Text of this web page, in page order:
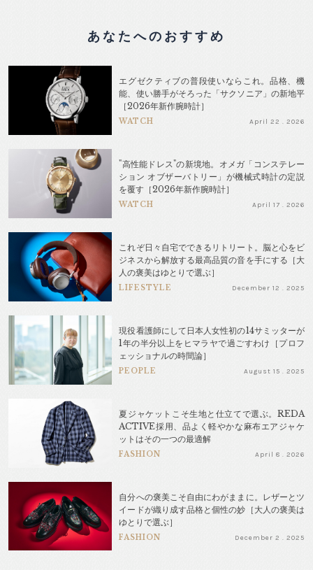
あなたへのおすすめ
エグゼクティブの普段使いならこれ。品格、機
能、使い勝手がそろった「サクソニア」の新地平
［2026年新作腕時計］
WATCH April 22 . 2026
"高性能ドレス"の新境地。オメガ「コンステレー
ション オブザーバトリー」が機械式時計の定説
を覆す［2026年新作腕時計］
WATCH April 17 . 2026
これぞ日々自宅でできるリトリート。脳と心をビ
ジネスから解放する最高品質の音を手にする［大
人の褒美はゆとりで選ぶ］
LIFESTYLE December 12 . 2025
現役看護師にして日本人女性初の14サミッターが
1年の半分以上をヒマラヤで過ごすわけ［プロフ
ェッショナルの時間論］
PEOPLE August 15 . 2025
夏ジャケットこそ生地と仕立てで選ぶ。REDA
ACTIVE採用、品よく軽やかな麻布エアジャケ
ットはその一つの最適解
FASHION April 8 . 2026
自分への褒美こそ自由にわがままに。レザーとツ
イードが織り成す品格と個性の妙［大人の褒美は
ゆとりで選ぶ］
FASHION December 2 . 2025